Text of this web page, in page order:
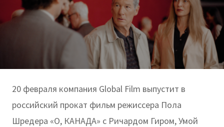
20 февраля компания Global Film выпустит в
российский прокат фильм режиссера Пола
Шредера «О, КАНАДА» с Ричардом Гиром, Умой